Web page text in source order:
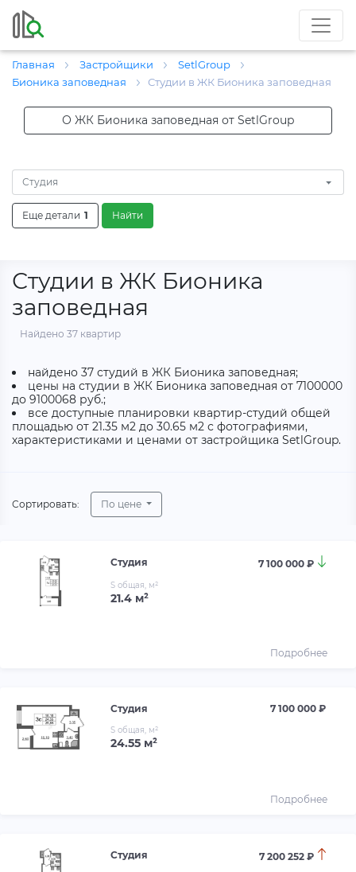
Главная Застройщики
SetlGroup
Бионика заповедная
Студии в ЖК Бионика заповедная
О ЖК Бионика заповедная от SetlGroup
Студия
Еще детали 1 Найти
Студии в ЖК Бионика
заповедная
Найдено 37 квартир
найдено 37 студий в ЖК Бионика заповедная;
цены на студии в ЖК Бионика заповедная от 7100000
до 9100068 руб.;
все доступные планировки квартир-студий общей
площадью от 21.35 м2 до 30.65 м2 с фотографиями,
характеристиками и ценами от застройщика SetlGroup.
Сортировать: По цене
Студия 7 100 000 ₽
S общая, м²
21.4 м²
Подробнее
Студия 7 100 000 ₽
S общая, м²
24.55 м²
Подробнее
Студия 7 200 252 ₽